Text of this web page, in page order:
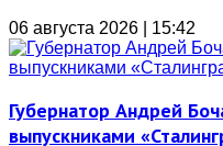
06 августа 2026 | 15:42
Губернатор Андрей
выпускниками